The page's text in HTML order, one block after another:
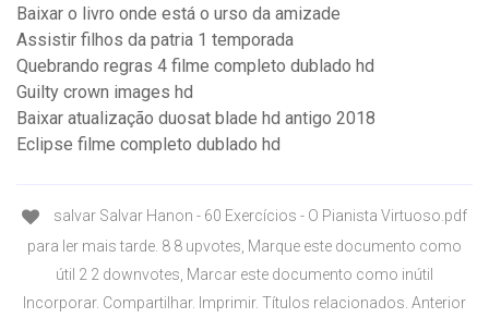
Baixar o livro onde está o urso da amizade
Assistir filhos da patria 1 temporada
Quebrando regras 4 filme completo dublado hd
Guilty crown images hd
Baixar atualização duosat blade hd antigo 2018
Eclipse filme completo dublado hd
salvar Salvar Hanon - 60 Exercícios - O Pianista Virtuoso.pdf
para ler mais tarde. 8 8 upvotes, Marque este documento como
útil 2 2 downvotes, Marcar este documento como inútil
Incorporar. Compartilhar. Imprimir. Títulos relacionados. Anterior